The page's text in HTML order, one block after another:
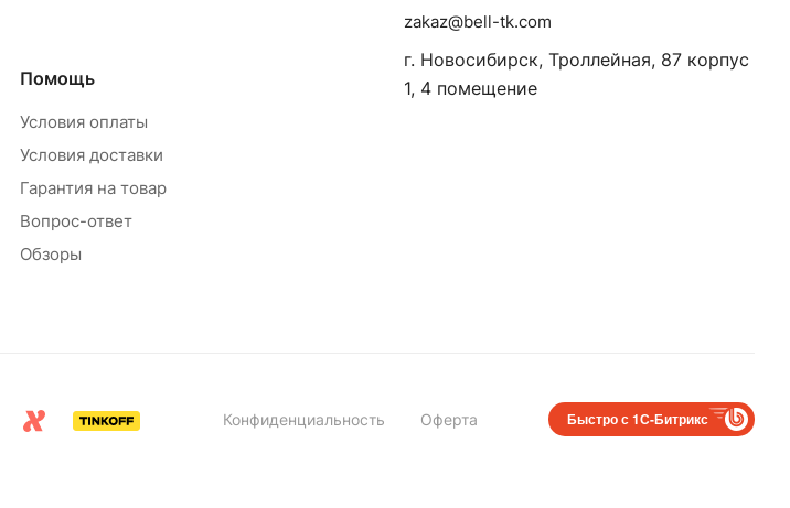
Помощь
Условия оплаты
Условия доставки
Гарантия на товар
Вопрос-ответ
Обзоры
zakaz@bell-tk.com
г. Новосибирск, ​Троллейная, 87 корпус
1, 4 помещение
Конфиденциальность Оферта Быстро с 1С-Битрикс